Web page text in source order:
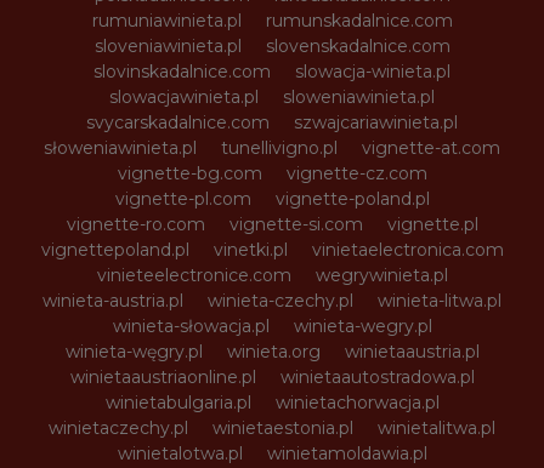
rumuniawinieta.pl
rumunskadalnice.com
sloveniawinieta.pl
slovenskadalnice.com
slovinskadalnice.com
slowacja-winieta.pl
slowacjawinieta.pl
sloweniawinieta.pl
svycarskadalnice.com
szwajcariawinieta.pl
słoweniawinieta.pl
tunellivigno.pl
vignette-at.com
vignette-bg.com
vignette-cz.com
vignette-pl.com
vignette-poland.pl
vignette-ro.com
vignette-si.com
vignette.pl
vignettepoland.pl
vinetki.pl
vinietaelectronica.com
vinieteelectronice.com
wegrywinieta.pl
winieta-austria.pl
winieta-czechy.pl
winieta-litwa.pl
winieta-słowacja.pl
winieta-wegry.pl
winieta-węgry.pl
winieta.org
winietaaustria.pl
winietaaustriaonline.pl
winietaautostradowa.pl
winietabulgaria.pl
winietachorwacja.pl
winietaczechy.pl
winietaestonia.pl
winietalitwa.pl
winietalotwa.pl
winietamoldawia.pl